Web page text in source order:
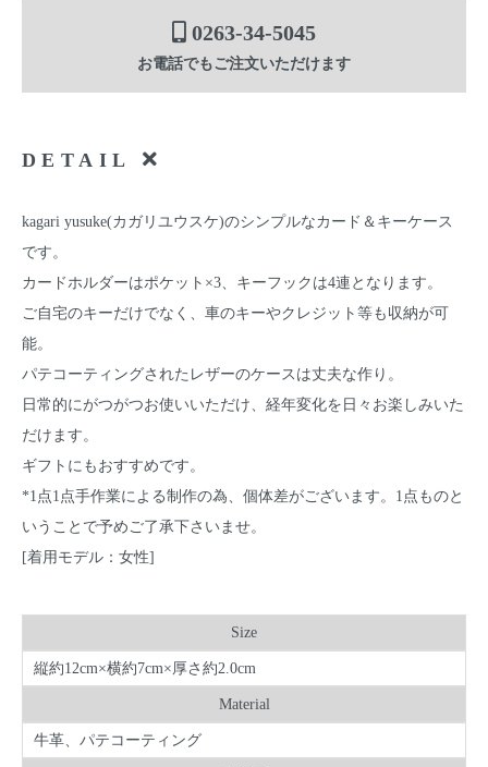
0263-34-5045
お電話でもご注文いただけます
DETAIL
kagari yusuke(カガリユウスケ)のシンプルなカード＆キーケース
です。
カードホルダーはポケット×3、キーフックは4連となります。
ご自宅のキーだけでなく、車のキーやクレジット等も収納が可
能。
パテコーティングされたレザーのケースは丈夫な作り。
日常的にがつがつお使いいただけ、経年変化を日々お楽しみいた
だけます。
ギフトにもおすすめです。
*1点1点手作業による制作の為、個体差がございます。1点ものと
いうことで予めご了承下さいませ。
[着用モデル：女性]
Size
縦約12cm×横約7cm×厚さ約2.0cm
Material
牛革、パテコーティング